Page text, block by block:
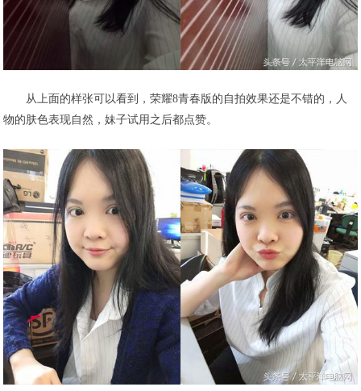
从上面的样张可以看到，荣耀8青春版的自拍效果还是不错的，人
物的肤色表现自然，妹子试用之后都点赞。